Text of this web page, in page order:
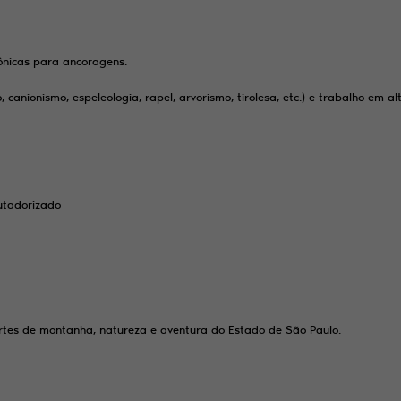
para ancoragens.
espeleologia, rapel, arvorismo, tirolesa, etc.) e trabalho em
de montanha, natureza e aventura do Estado de São Paulo.